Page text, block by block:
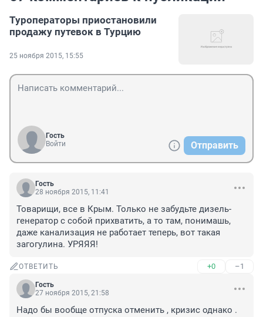
Туроператоры приостановили
продажу путевок в Турцию
25 ноября 2015, 15:55
Гость
Войти
Отправить
Гость
28 ноября 2015, 11:41
Товарищи, все в Крым. Только не забудьте дизель-
генератор с собой прихватить, а то там, понимашь,
даже канализация не работает теперь, вот такая
загогулина. УРЯЯЯ!
ОТВЕТИТЬ +0 –1
Гость
27 ноября 2015, 21:58
Надо бы вообще отпуска отменить , кризис однако .